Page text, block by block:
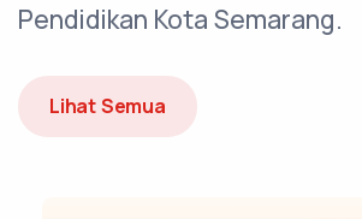
Pendidikan Kota Semarang.
Lihat Semua